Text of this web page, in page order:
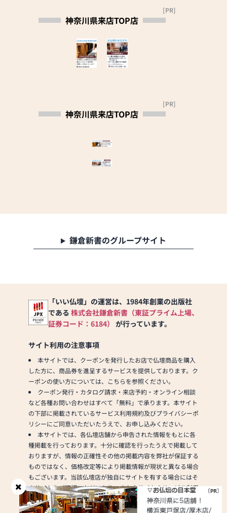
す。お客様に長くご利用
のある商品を取り扱って
おりますので、安心して
お買い物をお楽しみいた
や仏具に関するご質問や
いたします。お客様のご
満足度を最優先に考え、
心からのおもてなしを提
寄り添い、お手伝いさせ
い。心地よい空間で、お
す。」
●仏壇・仏具・お墓・相
●ご来店予約(ページ内
の「来店予約ボタン」か
らお申込ください)
た」とお伝えください)
●訪問(はせがわの専門
ご購入のお手続きを致し
せがわにお越しくださ
とリーズナブルな価格で
お客様をお迎えしていま
ンの仏壇、またコンパク
トなサイズの仏壇など、
お客様のご要望に合わせ
仏壇の素材や彫刻、仏像
ておりますので、心から
ご供養いただける仏壇を
見つけていただけます。
さらに、仏具も充実して
おります。位牌や線香、
ろうそくや花立てなど、
お仏壇のセットや個別の
アイテムも豊富に揃えて
おります。お好みやご自
宅のお仏壇に合わせて、
お求めいただけます。
当店の魅力は、品質と価
格のバランスです。品質
に妥協せず、お求めやす
w-campaign2
◆いい仏壇クーポンご持
参で「お盆のしおり」プ
ご来店時にクーポンをご
～6月26日(金)より8月17
日(月)まで【お盆大特価
をはじめ
レー18号 145,000円、ア
デルD型ライト43号
一同心よりお待ちしてお
ります。
《日本堂横浜東戸塚店の
おすすめサービス３選》
１、古いお仏壇の引き取
り料無料
※当店にてお仏壇をご購
入のお客様に限り、古い
お仏壇の引取りを無料で
いたします。
※本セール期間中にお仏
壇ご購入のお客様。但し
お仏壇のお引取り地域、
お仏壇サイズによっては
ご相談させていただく場
合がございます。
２、お仏壇がご自宅で選
神奈川県来店TOP店
[PR]
神奈川県来店TOP店
[PR]
鎌倉新書のグループサイト
「いい仏壇」の運営は、1984年創業の出版社
である 株式会社鎌倉新書（東証プライム上場、
証券コード：6184） が行っています。
サイト利用の注意事項
本サイトでは、クーポンを発行したお店で仏壇商品を購入
した方に、商品券を進呈するサービスを提供しております。ク
ーポンの使い方については、こちらを参照ください。
クーポン発行・カタログ請求・来店予約・オンライン相談
など各種お問い合わせはすべて「無料」で承ります。本サイト
の下部に掲載されているサービス利用規約及びプライバシーポ
リシーにご同意いただいたうえで、お申し込みください。
本サイトでは、各仏壇店舗から申告された情報をもとに各
種掲載を行っております。十分に確認を行ったうえで掲載して
おりますが、情報の正確性その他の掲載内容を弊社が保証する
ものではなく、価格改定等により掲載情報が現状と異なる場合
もございます。当該仏壇店が独自にサイトを有する場合にはそ
のサイトをご確認いただいたり、また本サイトのサービス利用
規約をご確認いただいた上でのご利用をお願いいたします。
各種PRページや仏壇店舗ページで掲載している内容やその